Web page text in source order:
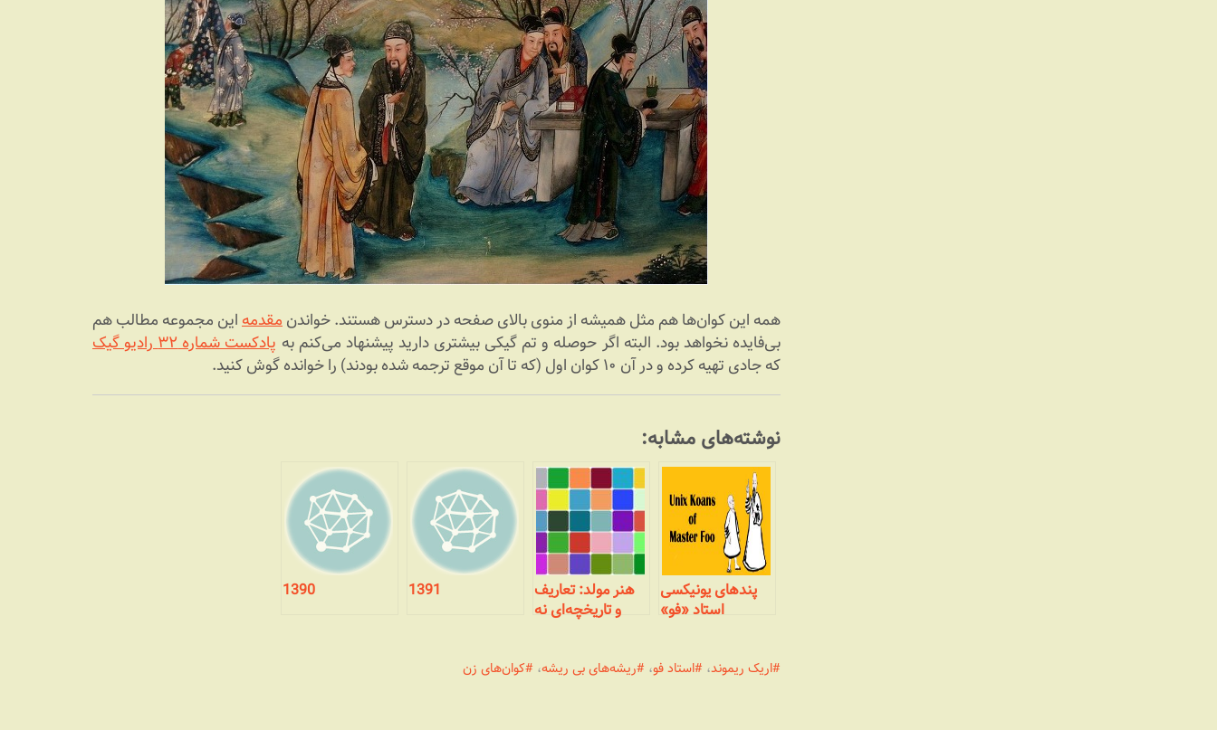
همه این کوان‌ها هم مثل همیشه از منوی بالای صفحه در دسترس هستند. خواندنمقدمهاین مجموعه مطالب هم
بی‌فایده نخواهد بود. البته اگر حوصله و تم گیکی بیشتری دارید پیشنهاد می‌کنم به پادکست شماره ۳۲ رادیو گیک
که جادی تهیه کرده و در آن ۱۰ کوان اول (که تا آن موقع ترجمه شده بودند) را خوانده گوش کنید.
نوشته‌های مشابه:
پندهای یونیکسی
استاد «فو»
هنر مولد: تعاریف
و تاریخچه‌ای نه
1391
1390
اریک ریموند، استاد فو، ریشه‌های بی ریشه، کوان‌های زن